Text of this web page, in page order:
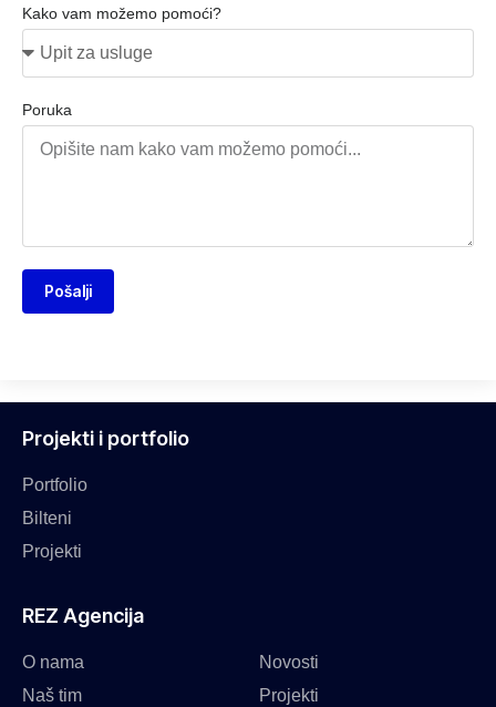
Kako vam možemo pomoći?
Poruka
Pošalji
Projekti i portfolio
Portfolio
Bilteni
Projekti
REZ Agencija
O nama
Naš tim
Novosti
Projekti